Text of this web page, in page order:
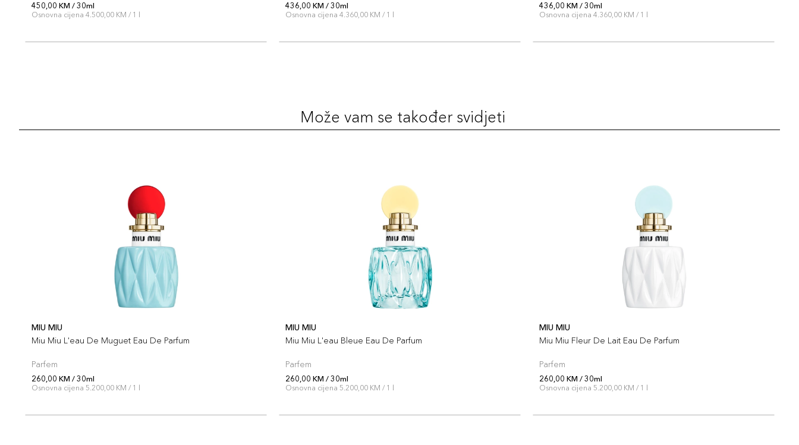
450,00 KM / 30ml
Osnovna cijena 4.500,00 KM / 1 l
436,00 KM / 30ml
Osnovna cijena 4.360,00 KM / 1 l
436,00 KM / 30ml
Osnovna cijena 4.360,00 KM / 1 l
Može vam se također svidjeti
MIU MIU
Miu Miu L'eau De Muguet Eau De Parfum
Parfem
260,00 KM / 30ml
Osnovna cijena 5.200,00 KM / 1 l
MIU MIU
Miu Miu L'eau Bleue Eau De Parfum
Parfem
260,00 KM / 30ml
Osnovna cijena 5.200,00 KM / 1 l
MIU MIU
Miu Miu Fleur De Lait Eau De Parfum
Parfem
260,00 KM / 30ml
Osnovna cijena 5.200,00 KM / 1 l